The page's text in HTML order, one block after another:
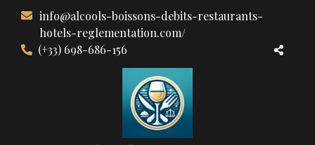
contenu
info@alcools-boissons-debits-restaurants-
hotels-reglementation.com/
(+33) 698-686-156